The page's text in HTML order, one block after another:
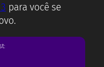
para você se